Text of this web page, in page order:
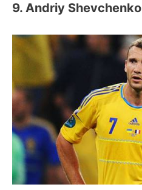
9. Andriy Shevchenko